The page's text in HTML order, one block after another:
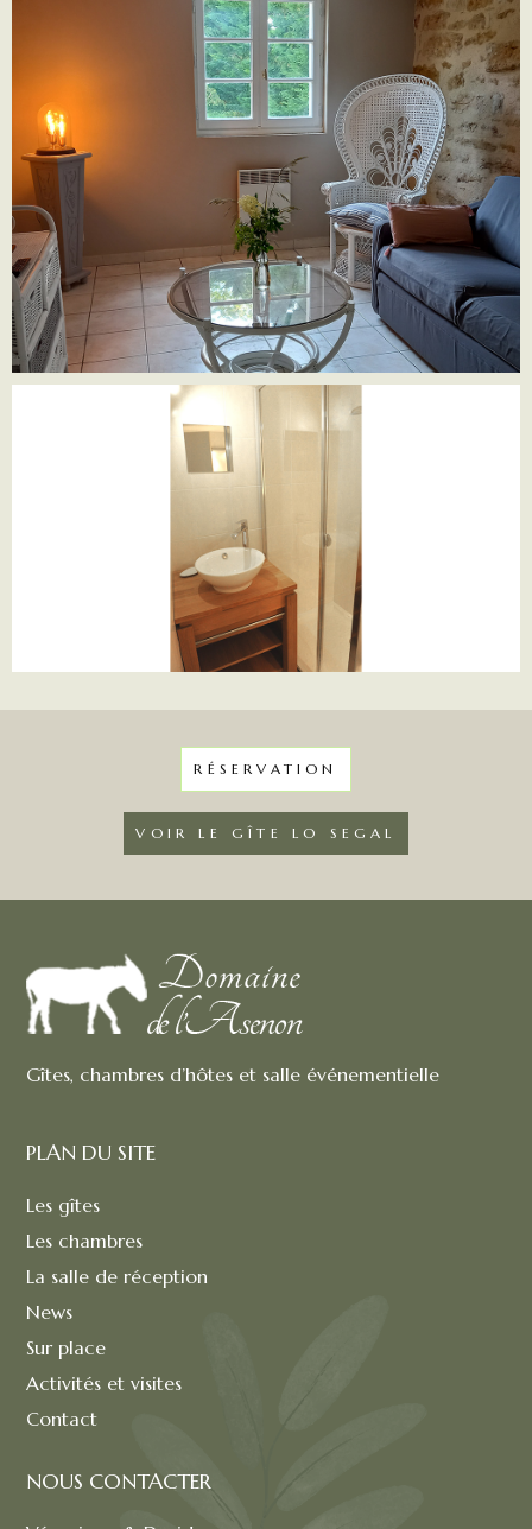
RÉSERVATION
VOIR LE GÎTE LO SEGAL
Gîtes, chambres d’hôtes et salle événementielle
PLAN DU SITE
Les gîtes
Les chambres
La salle de réception
News
Sur place
Activités et visites
Contact
NOUS CONTACTER